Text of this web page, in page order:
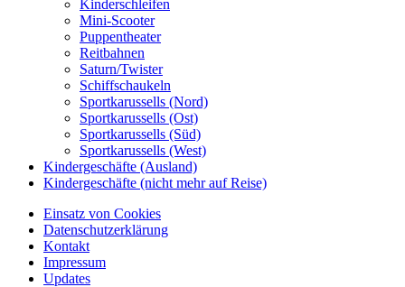
Kinderschleifen
Mini-Scooter
Puppentheater
Reitbahnen
Saturn/Twister
Schiffschaukeln
Sportkarussells (Nord)
Sportkarussells (Ost)
Sportkarussells (Süd)
Sportkarussells (West)
Kindergeschäfte (Ausland)
Kindergeschäfte (nicht mehr auf Reise)
Einsatz von Cookies
Datenschutzerklärung
Kontakt
Impressum
Updates